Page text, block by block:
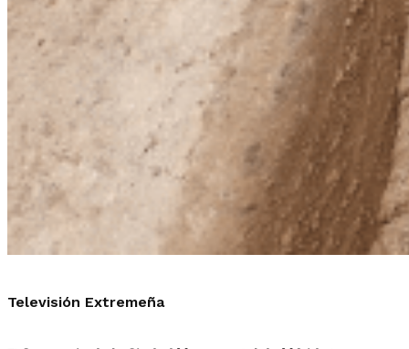
Televisión Extremeña